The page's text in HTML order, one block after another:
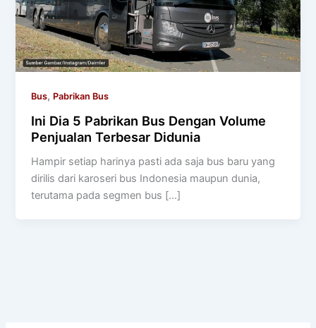
Bus, Pabrikan Bus
Ini Dia 5 Pabrikan Bus Dengan Volume
Penjualan Terbesar Didunia
Hampir setiap harinya pasti ada saja bus baru yang
dirilis dari karoseri bus Indonesia maupun dunia,
terutama pada segmen bus […]